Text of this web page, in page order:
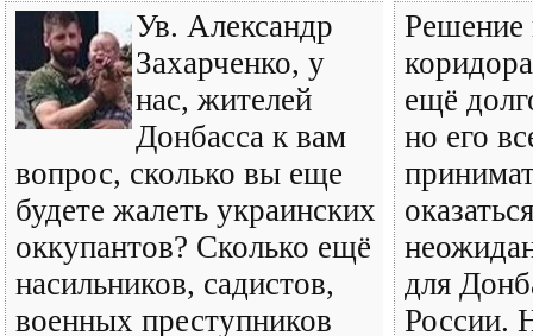
Ув. Александр
Захарченко, у
нас, жителей
Донбасса к вам
вопрос, сколько вы еще
будете жалеть украинских
оккупантов? Сколько ещё
насильников, садистов,
военных преступников
Решение
ещё
но его
для
России.